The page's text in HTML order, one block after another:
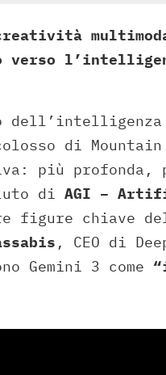
creatività
verso
di Mountain
più profonda,
di AGI –
figure chiave
, CEO di
Gemini 3 come